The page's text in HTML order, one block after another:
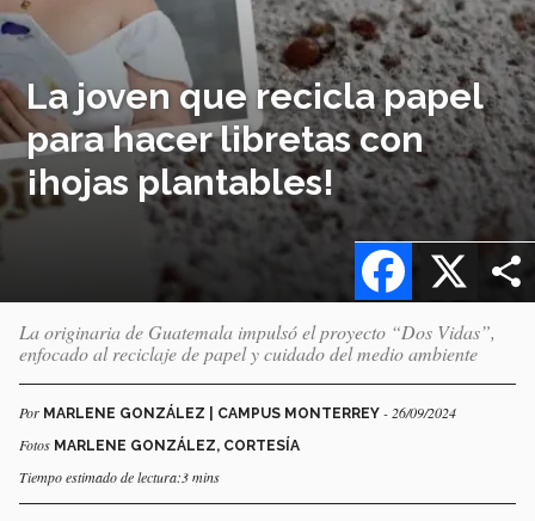
La joven que recicla papel
para hacer libretas con
¡hojas plantables!
X
Facebook
La originaria de Guatemala impulsó el proyecto “Dos Vidas”,
enfocado al reciclaje de papel y cuidado del medio ambiente
Por MARLENE GONZÁLEZ | CAMPUS MONTERREY - 26/09/2024
Fotos MARLENE GONZÁLEZ, CORTESÍA
Tiempo estimado de lectura:3 mins